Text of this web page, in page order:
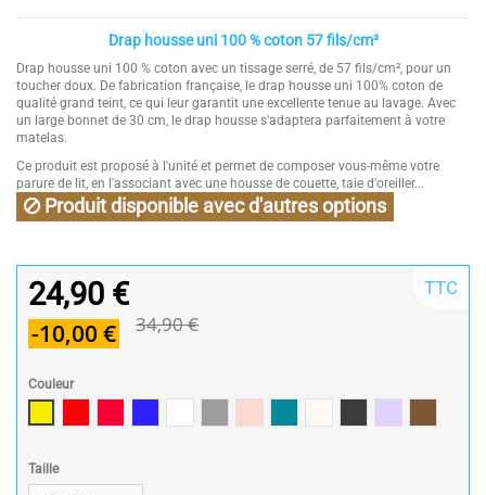
Drap housse uni 100 % coton 57 fils/cm²
Drap housse uni 100 % coton avec un tissage serré, de 57 fils/cm², pour un
toucher doux. De fabrication française, le drap housse uni 100% coton de
qualité grand teint, ce qui leur garantit une excellente tenue au lavage. Avec
un large bonnet de 30 cm, le drap housse s'adaptera parfaitement à votre
matelas.
Ce produit est proposé à l'unité et permet de composer vous-même votre
parure de lit, en l'associant avec une housse de couette, taie d'oreiller...
Produit disponible avec d'autres options
24,90 €
-10,00 € 34,90 €
TTC
Couleur
Taille